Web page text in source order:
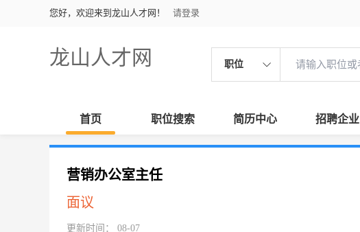
您好，欢迎来到龙山人才网！ 请登录
龙山人才网 职位
首页 职位搜索 简历中心 招聘企业
营销办公室主任
面议
更新时间： 08-07